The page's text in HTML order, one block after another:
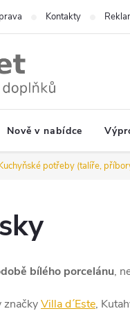
Kontakty
Nově v nabídce
potřeby (talíře,
bílého porcelánu,
značkyVilla d´Este,